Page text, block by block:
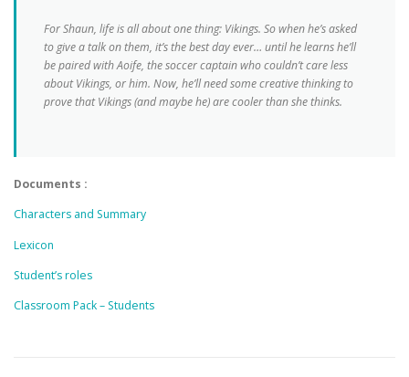
For Shaun, life is all about one thing: Vikings. So when he’s asked
to give a talk on them, it’s the best day ever… until he learns he’ll
be paired with Aoife, the soccer captain who couldn’t care less
about Vikings, or him. Now, he’ll need some creative thinking to
prove that Vikings (and maybe he) are cooler than she thinks.
Documents :
Characters and Summary
Lexicon
Student’s roles
Classroom Pack – Students